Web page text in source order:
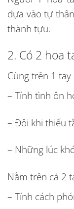
dựa vào tự
thành tựu.
2. Có 2 hoa
Cùng trên 1 tay
– Tính tình ôn
– Đôi khi thiếu
– Những lúc
Nằm trên cả 2
– Tính cách